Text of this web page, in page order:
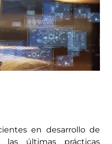
en desarrollo de
las últimas prácticas